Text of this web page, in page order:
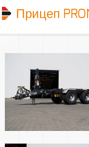
Прицеп